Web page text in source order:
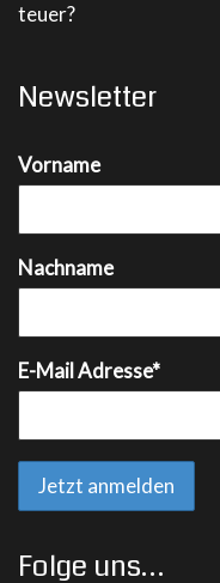
teuer?
Newsletter
Vorname
Nachname
E-Mail Adresse*
Folge uns…